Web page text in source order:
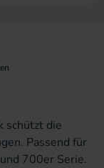
schützt die
Passend für
700er Serie.